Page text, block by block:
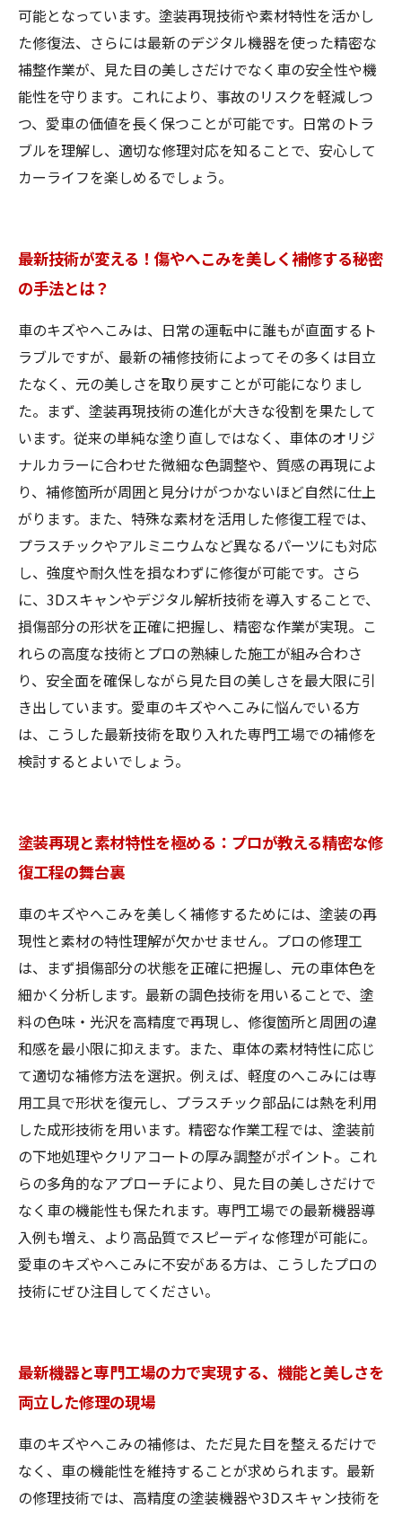
可能となっています。塗装再現技術や素材特性を活かし
た修復法、さらには最新のデジタル機器を使った精密な
補整作業が、見た目の美しさだけでなく車の安全性や機
能性を守ります。これにより、事故のリスクを軽減しつ
つ、愛車の価値を長く保つことが可能です。日常のトラ
ブルを理解し、適切な修理対応を知ることで、安心して
カーライフを楽しめるでしょう。
最新技術が変える！傷やへこみを美しく補修する秘密
の手法とは？
車のキズやへこみは、日常の運転中に誰もが直面するト
ラブルですが、最新の補修技術によってその多くは目立
たなく、元の美しさを取り戻すことが可能になりまし
た。まず、塗装再現技術の進化が大きな役割を果たして
います。従来の単純な塗り直しではなく、車体のオリジ
ナルカラーに合わせた微細な色調整や、質感の再現によ
り、補修箇所が周囲と見分けがつかないほど自然に仕上
がります。また、特殊な素材を活用した修復工程では、
プラスチックやアルミニウムなど異なるパーツにも対応
し、強度や耐久性を損なわずに修復が可能です。さら
に、3Dスキャンやデジタル解析技術を導入することで、
損傷部分の形状を正確に把握し、精密な作業が実現。こ
れらの高度な技術とプロの熟練した施工が組み合わさ
り、安全面を確保しながら見た目の美しさを最大限に引
き出しています。愛車のキズやへこみに悩んでいる方
は、こうした最新技術を取り入れた専門工場での補修を
検討するとよいでしょう。
塗装再現と素材特性を極める：プロが教える精密な修
復工程の舞台裏
車のキズやへこみを美しく補修するためには、塗装の再
現性と素材の特性理解が欠かせません。プロの修理工
は、まず損傷部分の状態を正確に把握し、元の車体色を
細かく分析します。最新の調色技術を用いることで、塗
料の色味・光沢を高精度で再現し、修復箇所と周囲の違
和感を最小限に抑えます。また、車体の素材特性に応じ
て適切な補修方法を選択。例えば、軽度のへこみには専
用工具で形状を復元し、プラスチック部品には熱を利用
した成形技術を用います。精密な作業工程では、塗装前
の下地処理やクリアコートの厚み調整がポイント。これ
らの多角的なアプローチにより、見た目の美しさだけで
なく車の機能性も保たれます。専門工場での最新機器導
入例も増え、より高品質でスピーディな修理が可能に。
愛車のキズやへこみに不安がある方は、こうしたプロの
技術にぜひ注目してください。
最新機器と専門工場の力で実現する、機能と美しさを
両立した修理の現場
車のキズやへこみの補修は、ただ見た目を整えるだけで
なく、車の機能性を維持することが求められます。最新
の修理技術では、高精度の塗装機器や3Dスキャン技術を